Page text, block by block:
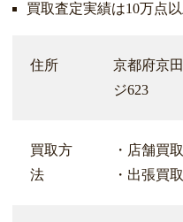
買取査定実績は10万点
住所
京都府京
ジ623
買取方
法
・店舗買取
・出張買取